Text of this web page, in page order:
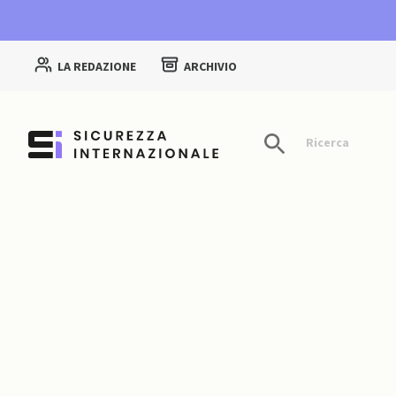
LA REDAZIONE ARCHIVIO
Ricerca